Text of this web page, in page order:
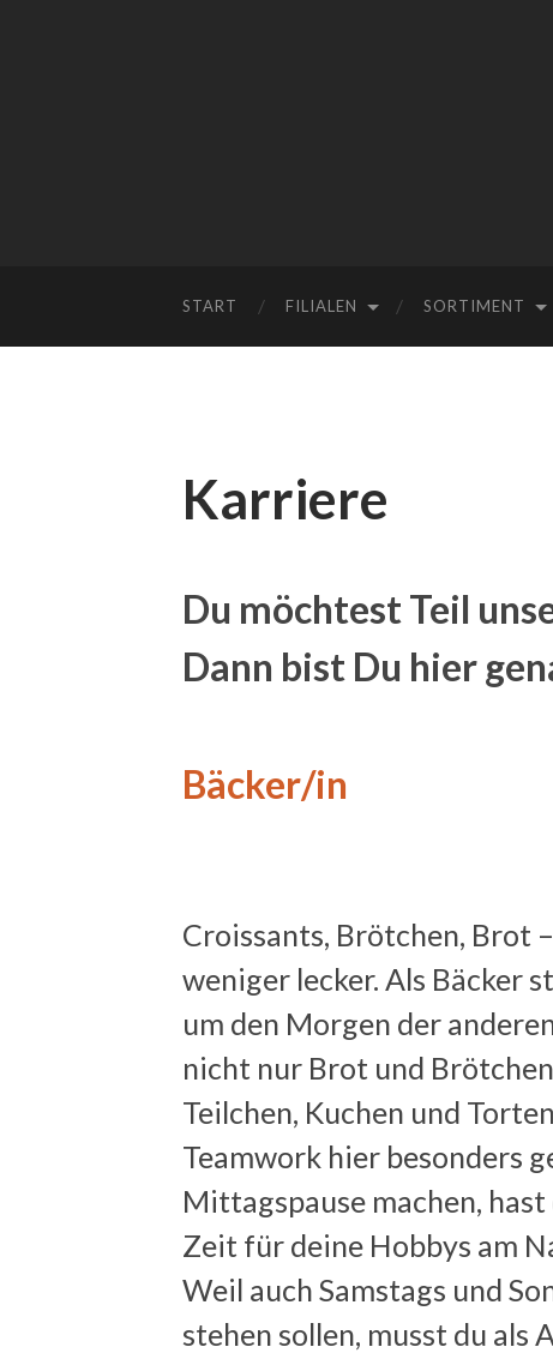
START FILIALEN SORTIMENT
Karriere
Du möchtest Teil
Dann bist Du hier
Bäcker/in
Croissants, Brötchen, Brot
weniger lecker. Als Bäcker
um den Morgen der
nicht nur Brot und
Teilchen, Kuchen und
Teamwork hier besonders
Mittagspause machen,
Zeit für deine Hobbys am
Weil auch Samstags und
stehen sollen, musst du als